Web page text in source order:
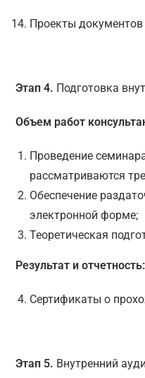
Проекты
Этап 4. Подготовка
Объем работ
Проведение
рассматриваются
Обеспечение
электронной форме;
Теоретическая
Результат и отчетность:
Сертификаты о
Этап 5. Внутренний